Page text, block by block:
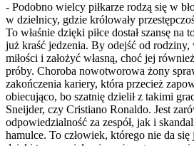
- Podobno wielcy piłkarze rodzą się w
w dzielnicy, gdzie królowały
To właśnie dzięki piłce dostał szansę na
już kraść jedzenia. By odejść od rodziny,
miłości i założyć własną, choć jej
próby. Choroba nowotworowa żony
zakończenia kariery, która przecież
obiecująco, bo szatnię dzielił z takimi
Sneijder, czy Cristiano Ronaldo. Jest
odpowiedzialność za zespół, jak i
hamulce. To człowiek, którego nie da